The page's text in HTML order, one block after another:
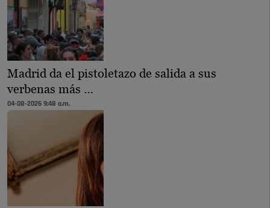
Madrid da el pistoletazo de salida a sus
verbenas más …
04-08-2026 9:48 a.m.